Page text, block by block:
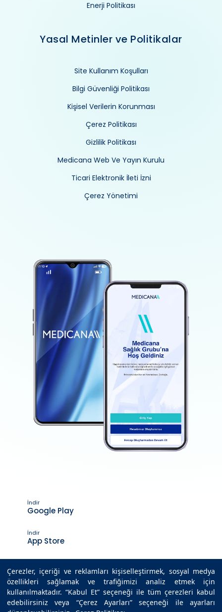
Çerezler, içeriği ve reklamları kişiselleştirmek, sosyal medya
özellikleri sağlamak ve trafiğimizi analiz etmek için
kullanılmaktadır. “Kabul Et” seçeneği ile tüm çerezleri kabul
edebilirsiniz veya “Çerez Ayarları” seçeneği ile ayarları
Enerji Politikası
Yasal Metinler ve Politikalar
Site Kullanım Koşulları
Bilgi Güvenliği Politikası
Kişisel Verilerin Korunması
Çerez Politikası
Gizlilik Politikası
Medicana Web Ve Yayın Kurulu
Ticari Elektronik İleti İzni
Çerez Yönetimi
İndir
Google Play
İndir
App Store
Son Güncelleme Tarihi : 27.03.2026 08:55